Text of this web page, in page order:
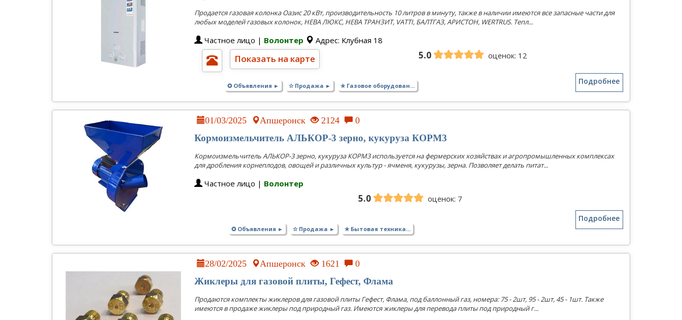
Продается газовая колонка Оазис 20 кВт, производительность 10 литров в минуту, также в наличии имеются все запасные части для
любых моделей газовых колонок, НЕВА ЛЮКС, НЕВА ТРАНЗИТ, VATTI, БАЛТГАЗ, АРИСТОН, WERTRUS. Тепл...
Частное лицо | Волонтер Адрес: Клубная 18
Показать на карте 5.0 оценок: 12
Подробнее
✪ Объявления ► ✫ Продажа ► ✯ Газовое оборудован...
01/03/2025 Апшеронск 2124 0
Кормоизмельчитель АЛЬКОР-3 зерно, кукуруза КОРМ3
Кормоизмельчитель АЛЬКОР-3 зерно, кукуруза КОРМ3 используется на фермерских хозяйствах и агропромышленных комплексах
для дробления корнеплодов, овощей и различных культур - ячменя, кукурузы, зерна. Позволяет делать питат...
Частное лицо | Волонтер
5.0 оценок: 7
Подробнее
✪ Объявления ► ✫ Продажа ► ✯ Бытовая техника...
28/02/2025 Апшеронск 1621 0
Жиклеры для газовой плиты, Гефест, Флама
Продаются комплекты жиклеров для газовой плиты Гефест, Флама, под баллонный газ, номера: 75 - 2шт, 95 - 2шт, 45 - 1шт. Также
имеются в продаже жиклеры под природный газ. Имеются жиклеры для перевода плиты под природный г...